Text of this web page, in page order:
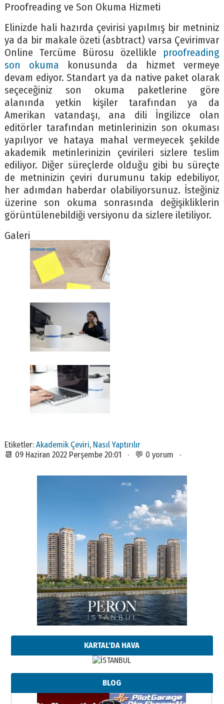
Proofreading ve Son Okuma Hizmeti
Elinizde hali hazırda çevirisi yapılmış bir metniniz
ya da bir makale özeti (asbtract) varsa Çevirimvar
Online Tercüme Bürosu özellikle proofreading
son okuma konusunda da hizmet vermeye
devam ediyor. Standart ya da native paket olarak
seçeceğiniz son okuma paketlerine göre
alanında yetkin kişiler tarafından ya da
Amerikan vatandaşı, ana dili İngilizce olan
editörler tarafından metinlerinizin son okuması
yapılıyor ve hataya mahal vermeyecek şekilde
akademik metinlerinizin çevirileri sizlere teslim
ediliyor. Diğer süreçlerde olduğu gibi bu süreçte
de metninizin çeviri durumunu takip edebiliyor,
her adımdan haberdar olabiliyorsunuz. İsteğiniz
üzerine son okuma sonrasında değişikliklerin
görüntülenebildiği versiyonu da sizlere iletiliyor.
Galeri
Etiketler: Akademik Çeviri, Nasıl Yaptırılır
📆 09 Haziran 2022 Perşembe 20:01 · 💬 0 yorum ·
KARTAL'DA HAVA
BLOG